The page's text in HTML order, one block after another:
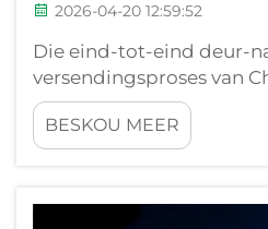
2026-04-20 12:59:52
Die eind-tot-eind deur-
versendingsproses van
stadium-werkvloei:
Poort-eksport →
douane-uitsluiting →
China na Europa
BESKOU MEER